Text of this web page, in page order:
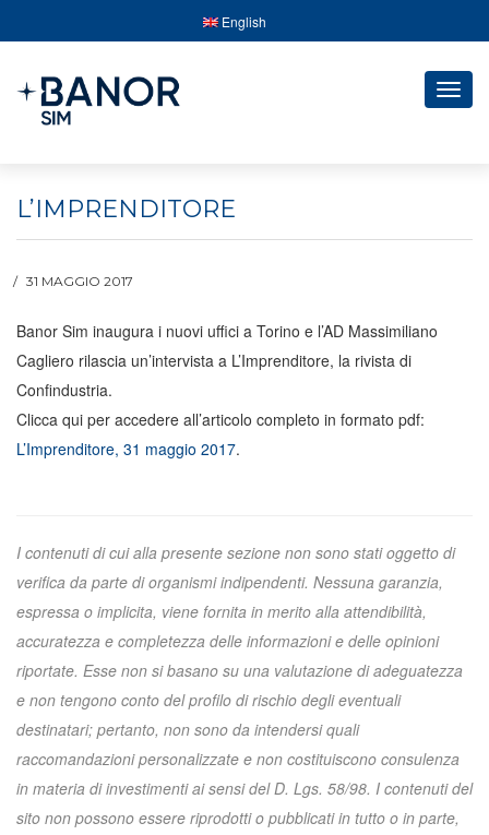
English
L’IMPRENDITORE
31 MAGGIO 2017
Banor Sim inaugura i nuovi uffici a Torino e l’AD Massimiliano
Cagliero rilascia un’intervista a L’Imprenditore, la rivista di
Confindustria.
Clicca qui per accedere all’articolo completo in formato pdf:
L’Imprenditore, 31 maggio 2017.
I contenuti di cui alla presente sezione non sono stati oggetto di
verifica da parte di organismi indipendenti. Nessuna garanzia,
espressa o implicita, viene fornita in merito alla attendibilità,
accuratezza e completezza delle informazioni e delle opinioni
riportate. Esse non si basano su una valutazione di adeguatezza
e non tengono conto del profilo di rischio degli eventuali
destinatari; pertanto, non sono da intendersi quali
raccomandazioni personalizzate e non costituiscono consulenza
in materia di investimenti ai sensi del D. Lgs. 58/98. I contenuti del
sito non possono essere riprodotti o pubblicati in tutto o in parte,